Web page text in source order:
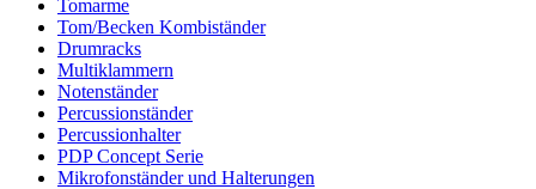
Tomarme
Tom/Becken Kombiständer
Drumracks
Multiklammern
Notenständer
Percussionständer
Percussionhalter
PDP Concept Serie
Mikrofonständer und Halterungen